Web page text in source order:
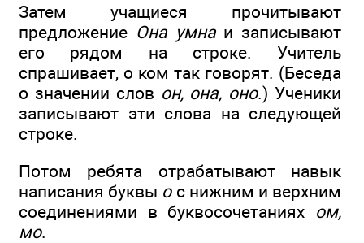
Затем учащиеся прочитывают
предложение Она умнаи записывают
его рядом на строке. Учитель
спрашивает, о ком так говорят. (Беседа
о значении слов он, она, оно.) Ученики
записывают эти слова на следующей
строке.
Потом ребята отрабатывают навык
написания буквы ос нижним и верхним
соединениями в буквосочетаниях ом,
мо.